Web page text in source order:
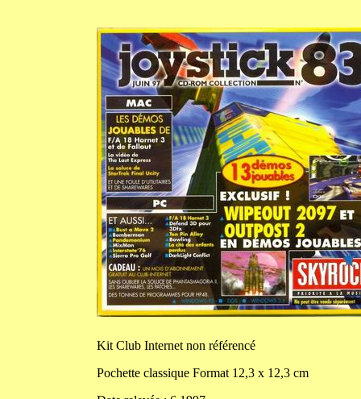
Kit Club Internet non référencé
Pochette classique Format 12,3x 12,3cm